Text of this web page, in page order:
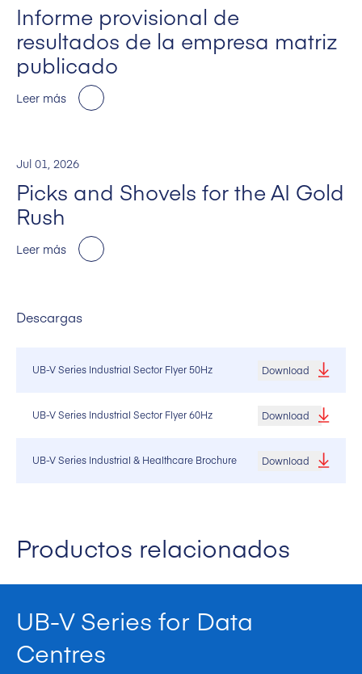
Informe provisional de
resultados de la empresa matriz
publicado
Leer más
Jul 01, 2026
Picks and Shovels for the AI Gold
Rush
Leer más
Descargas
UB-V Series Industrial Sector Flyer 50Hz Download
UB-V Series Industrial Sector Flyer 60Hz Download
UB-V Series Industrial & Healthcare Brochure Download
Productos relacionados
UB-V Series for Data
Centres